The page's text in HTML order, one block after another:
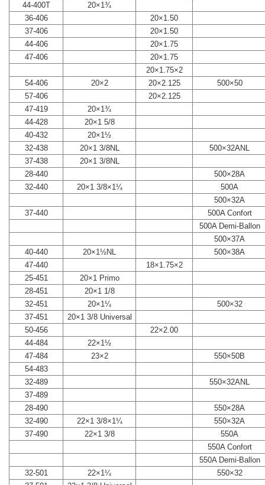
44-400T
20×1¾
36-406
20×1.50
37-406
20×1.50
44-406
20×1.75
47-406
20×1.75
20×1.75×2
54-406
20×2 20×2.125
500×50
57-406
20×2.125
47-419
20×1¾
44-428
20×1 5/8
40-432
20×1½
32-438
20×1 3/8NL
500×32ANL
37-438
20×1 3/8NL
28-440
500×28A
32-440
20×1 3/8×1¼
500A
500×32A
37-440
500A Confort
500A Demi-Ballon
500×37A
40-440
20×1½NL
500×38A
47-440
18×1.75×2
25-451
20×1 Primo
28-451
20×1 1/8
32-451
20×1¼
500×32
37-451
20×1 3/8 Universal
50-456
22×2.00
44-484
22×1½
47-484
23×2
550×50B
54-483
32-489
550×32ANL
37-489
28-490
550×28A
32-490
22×1 3/8×1¼
550×32A
37-490
22×1 3/8
550A
550A Confort
550A Demi-Ballon
32-501
22×1¼
550×32